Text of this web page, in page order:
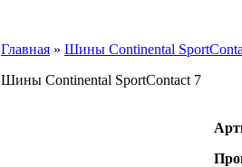
Главная » Шины Continental
Шины Continental SportContact 7